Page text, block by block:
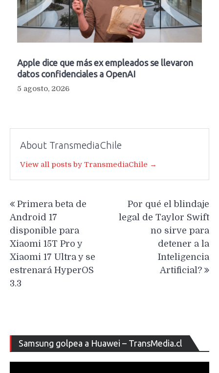
Apple dice que más ex empleados se llevaron
datos confidenciales a OpenAI
5 agosto, 2026
About TransmediaChile
View all posts by TransmediaChile →
de
entradas
Primera beta de
Android 17
disponible para
Xiaomi 15T Pro y
Xiaomi 17 Ultra y se
estrenará HyperOS
3.3
Por qué el blindaje
legal de Taylor Swift
no sirve para
detener a la
Inteligencia
Artificial?
Samsung golpea a Huawei – TransMedia.cl
de